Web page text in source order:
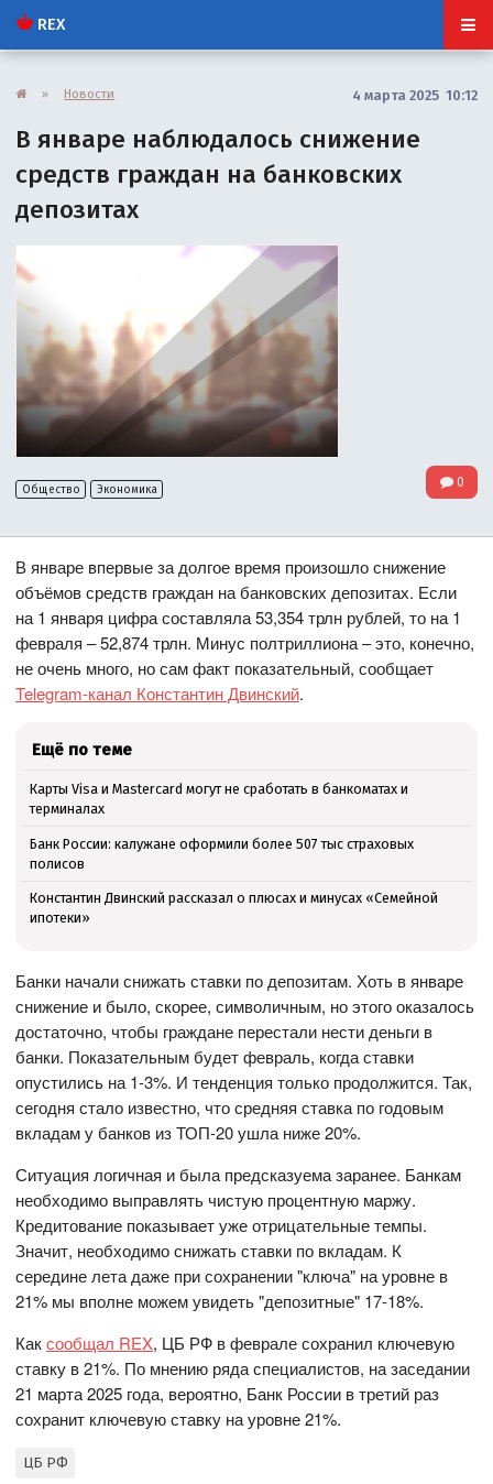
REX
» Новости 4 марта 2025 10:12
В январе наблюдалось снижение
средств граждан на банковских
депозитах
Общество Экономика 0
В январе впервые за долгое время произошло снижение
объёмов средств граждан на банковских депозитах. Если
на 1 января цифра составляла 53,354 трлн рублей, то на 1
февраля – 52,874 трлн. Минус полтриллиона – это, конечно,
не очень много, но сам факт показательный, сообщает
Telegram-канал Константин Двинский.
Ещё по теме
Карты Visa и Mastercard могут не сработать в банкоматах и
терминалах
Банк России: калужане оформили более 507 тыс страховых
полисов
Константин Двинский рассказал о плюсах и минусах «Семейной
ипотеки»
Банки начали снижать ставки по депозитам. Хоть в январе
снижение и было, скорее, символичным, но этого оказалось
достаточно, чтобы граждане перестали нести деньги в
банки. Показательным будет февраль, когда ставки
опустились на 1-3%. И тенденция только продолжится. Так,
сегодня стало известно, что средняя ставка по годовым
вкладам у банков из ТОП-20 ушла ниже 20%.
Ситуация логичная и была предсказуема заранее. Банкам
необходимо выправлять чистую процентную маржу.
Кредитование показывает уже отрицательные темпы.
Значит, необходимо снижать ставки по вкладам. К
середине лета даже при сохранении "ключа" на уровне в
21% мы вполне можем увидеть "депозитные" 17-18%.
Каксообщал REX, ЦБ РФ в феврале сохранил ключевую
ставку в 21%. По мнению ряда специалистов, на заседании
21 марта 2025 года, вероятно, Банк России в третий раз
сохранит ключевую ставку на уровне 21%.
ЦБ РФ